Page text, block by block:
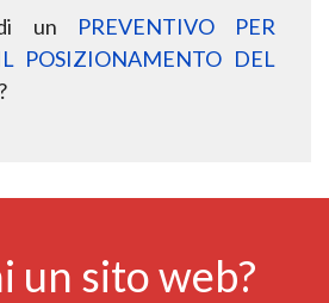
un PREVENTIVO PER
POSIZIONAMENTO DEL
?
un sito web?